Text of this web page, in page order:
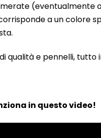
(eventualmente
a un colore
qualità e pennelli, tutto
in questo video!